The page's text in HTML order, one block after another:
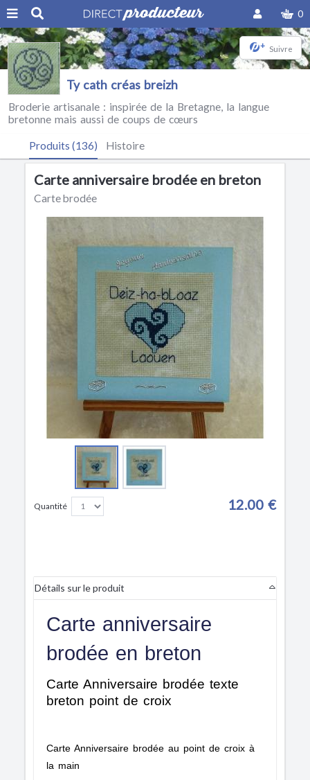
0
+ Suivre
Ty cath créas breizh
Broderie artisanale : inspirée de la Bretagne, la langue
bretonne mais aussi de coups de cœurs
Produits (136) Histoire
Carte anniversaire brodée en breton
Carte brodée
Quantité 12.00 €
Détails sur le produit
Carte anniversaire
brodée en breton
Carte Anniversaire brodée texte
breton point de croix
Carte Anniversaire brodée au point de croix à
la main